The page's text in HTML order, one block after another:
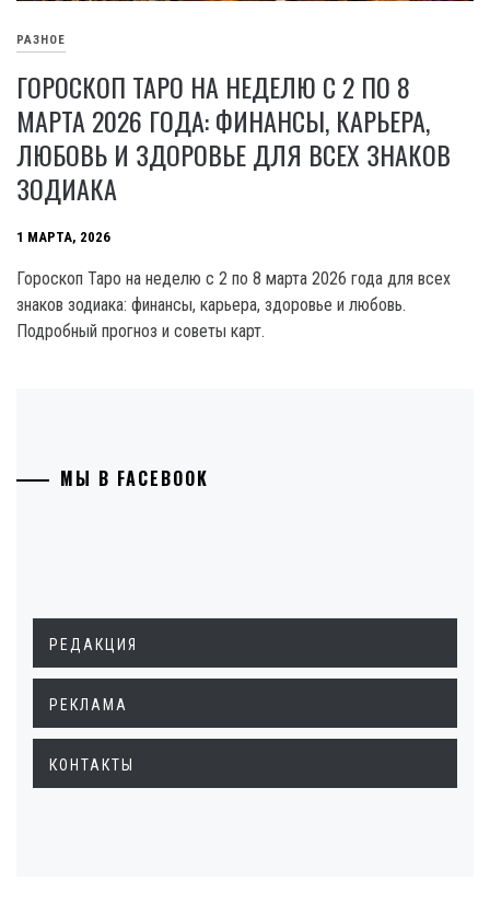
РАЗНОЕ
ГОРОСКОП ТАРО НА НЕДЕЛЮ С 2 ПО 8
МАРТА 2026 ГОДА: ФИНАНСЫ, КАРЬЕРА,
ЛЮБОВЬ И ЗДОРОВЬЕ ДЛЯ ВСЕХ ЗНАКОВ
ЗОДИАКА
1 МАРТА, 2026
Гороскоп Таро на неделю с 2 по 8 марта 2026 года для всех
знаков зодиака: финансы, карьера, здоровье и любовь.
Подробный прогноз и советы карт.
МЫ В FACEBOOK
РЕДАКЦИЯ
РЕКЛАМА
КОНТАКТЫ